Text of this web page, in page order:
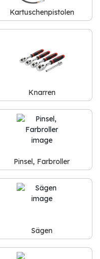
Kartuschenpistolen
Knarren
Pinsel, Farbroller
Sägen